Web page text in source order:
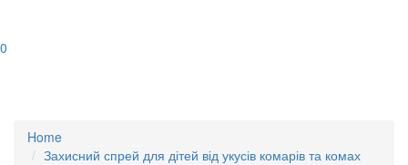
0
Home
Захисний спрей для дітей від укусів комарів та комах